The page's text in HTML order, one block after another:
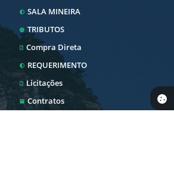
SALA MINEIRA
TRIBUTOS
Compra Direta
REQUERIMENTO
Licitações
Contratos